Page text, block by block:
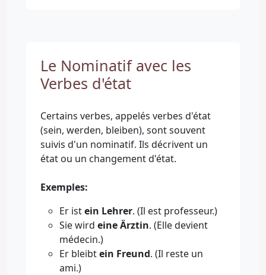
Le Nominatif avec les
Verbes d'état
Certains verbes, appelés verbes d'état
(sein, werden, bleiben), sont souvent
suivis d'un nominatif. Ils décrivent un
état ou un changement d'état.
Exemples:
Er istein Lehrer. (Il est professeur.)
Sie wird eine Ärztin. (Elle devient
médecin.)
Er bleibtein Freund. (Il reste un
ami.)